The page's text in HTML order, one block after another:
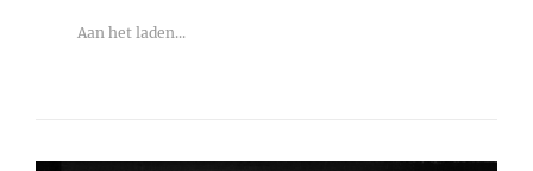
Aan het laden...